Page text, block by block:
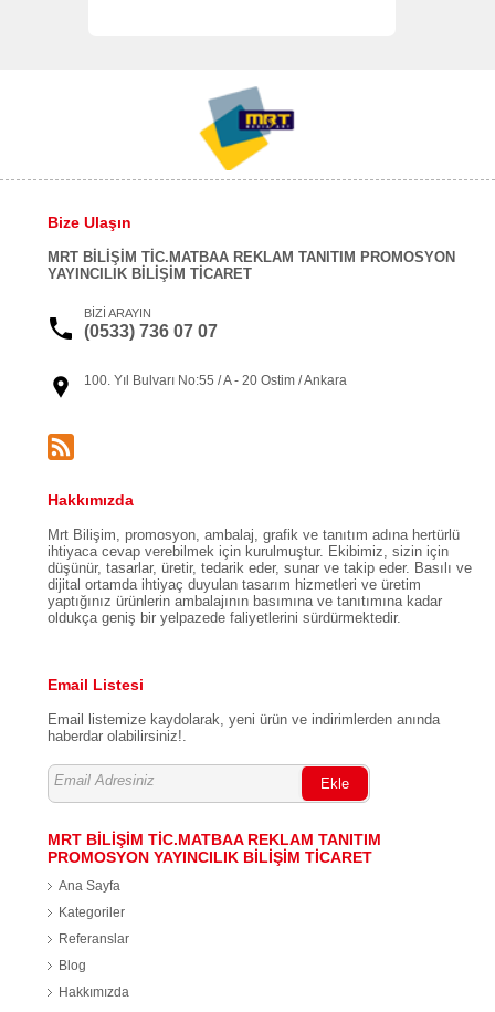
Bize Ulaşın
MRT BİLİŞİM TİC.MATBAA REKLAM TANITIM PROMOSYON
YAYINCILIK BİLİŞİM TİCARET
BİZİ ARAYIN
(0533) 736 07 07
100. Yıl Bulvarı No:55 / A - 20 Ostim / Ankara
Hakkımızda
Mrt Bilişim, promosyon, ambalaj, grafik ve tanıtım adına hertürlü
ihtiyaca cevap verebilmek için kurulmuştur. Ekibimiz, sizin için
düşünür, tasarlar, üretir, tedarik eder, sunar ve takip eder. Basılı ve
dijital ortamda ihtiyaç duyulan tasarım hizmetleri ve üretim
yaptığınız ürünlerin ambalajının basımına ve tanıtımına kadar
oldukça geniş bir yelpazede faliyetlerini sürdürmektedir.
Email Listesi
Email listemize kaydolarak, yeni ürün ve indirimlerden anında
haberdar olabilirsiniz!.
Ekle
MRT BİLİŞİM TİC.MATBAA REKLAM TANITIM
PROMOSYON YAYINCILIK BİLİŞİM TİCARET
Ana Sayfa
Kategoriler
Referanslar
Blog
Hakkımızda